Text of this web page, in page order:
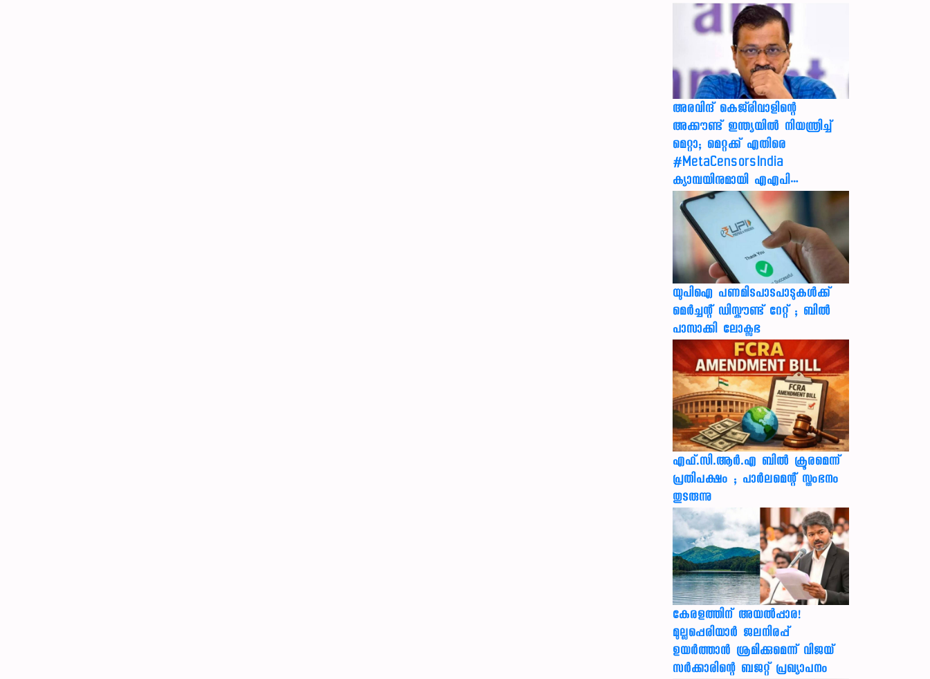
അരവിന്ദ് കെജ്‌രിവാളിന്റെ
അക്കൗണ്ട് ഇന്ത്യയിൽ നിയന്ത്രിച്ച്
മെറ്റാ; മെറ്റക്ക് എതിരെ
#MetaCensorsIndia
ക്യാമ്പയിനുമായി എഎപി…
യുപിഐ പണമിടപാടപാടുകൾക്ക്
മെർച്ചന്റ് ഡിസ്കൗണ്ട് റേറ്റ് ; ബിൽ
പാസാക്കി ലോക്സഭ
എഫ്.സി.ആർ.എ ബിൽ ക്രൂരമെന്ന്
പ്രതിപക്ഷം ; പാർലമെന്റ് സ്തംഭനം
തുടരുന്നു
കേരളത്തിന് അ‌യൽപ്പാര!
മുല്ലപ്പെരിയാർ ജലനിരപ്പ്
ഉയർത്താൻ ശ്രമിക്കുമെന്ന് വിജയ്
സർക്കാരിന്റെ ബജറ്റ് പ്രഖ്യാപനം